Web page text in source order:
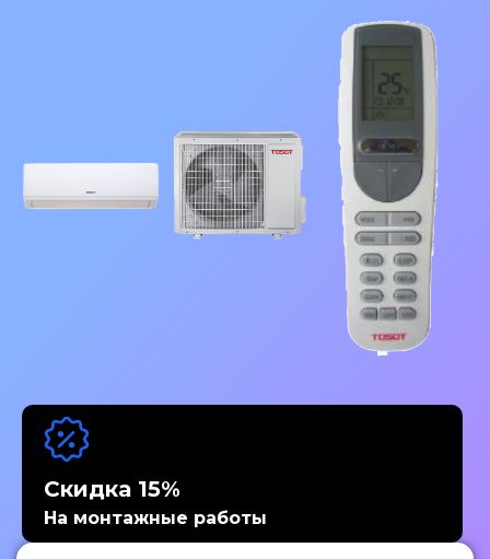
Скидка 15%
На монтажные работы